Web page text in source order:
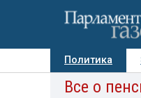
Политика
Авторы
Все о